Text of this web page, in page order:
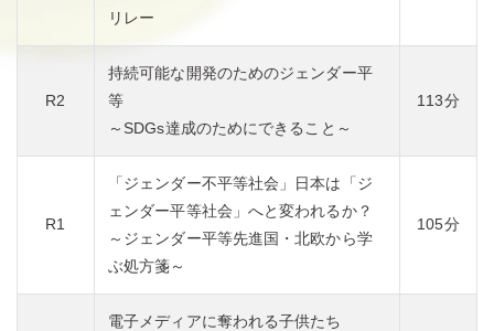
リレー
R2
持続可能な開発のためのジェンダー平
等
～SDGs達成のためにできること～
113分
R1
「ジェンダー不平等社会」日本は「ジ
ェンダー平等社会」へと変われるか？
～ジェンダー平等先進国・北欧から学
ぶ処方箋～
105分
電子メディアに奪われる子供たち